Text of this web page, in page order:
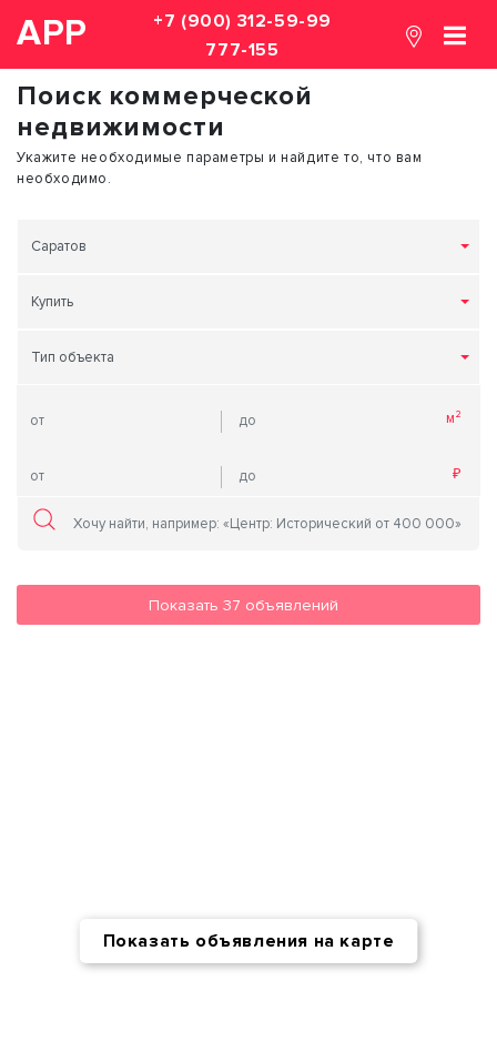
АРР
+7 (900) 312-59-99
777-155
Поиск коммерческой
недвижимости
Укажите необходимые параметры и найдите то, что вам
необходимо.
Саратов
Купить
Тип объекта
Показать 37 объявлений
Показать объявления на карте